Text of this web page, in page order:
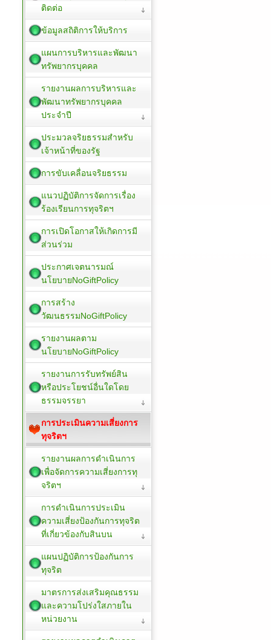
ติดต่อ
ข้อมูลสถิติการให้บริการ
แผนการบริหารและพัฒนา
ทรัพยากรบุคคล
รายงานผลการบริหารและ
พัฒนาทรัพยากรบุคคล
ประจำปี
ประมวลจริยธรรมสำหรับ
เจ้าหน้าที่ของรัฐ
การขับเคลื่อนจริยธรรม
แนวปฏิบัติการจัดการเรื่อง
ร้องเรียนการทุจริตฯ
การเปิดโอกาสให้เกิดการมี
ส่วนร่วม
ประกาศเจตนารมณ์
นโยบายNoGiftPolicy
การสร้าง
วัฒนธรรมNoGiftPolicy
รายงานผลตาม
นโยบายNoGiftPolicy
รายงานการรับทรัพย์สิน
หรือประโยชน์อื่นใดโดย
ธรรมจรรยา
การประเมินความเสี่ยงการ
ทุจริตฯ
รายงานผลการดำเนินการ
เพื่อจัดการความเสี่ยงการทุ
จริตฯ
การดำเนินการประเมิน
ความเสี่ยงป้องกันการทุจริต
ที่เกี่ยวข้องกับสินบน
แผนปฏิบัติการป้องกันการ
ทุจริต
มาตรการส่งเสริมคุณธรรม
และความโปร่งใสภายใน
หน่วยงาน